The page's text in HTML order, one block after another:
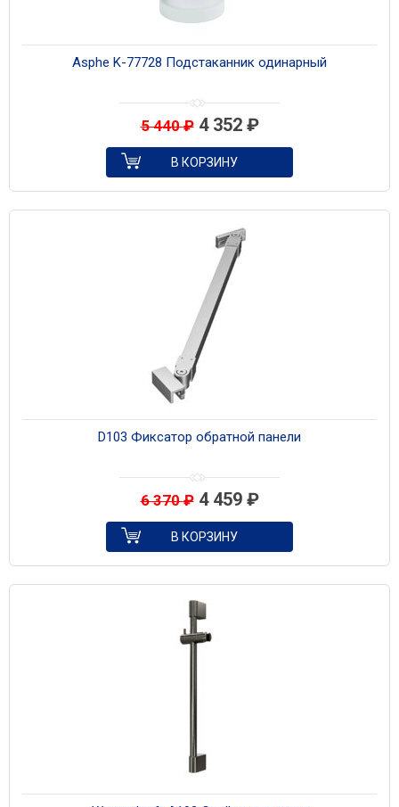
Asphe K-77728 Подстаканник одинарный
5 440₽ 4 352 ₽
В КОРЗИНУ
D103 Фиксатор обратной панели
6 370₽ 4 459 ₽
В КОРЗИНУ